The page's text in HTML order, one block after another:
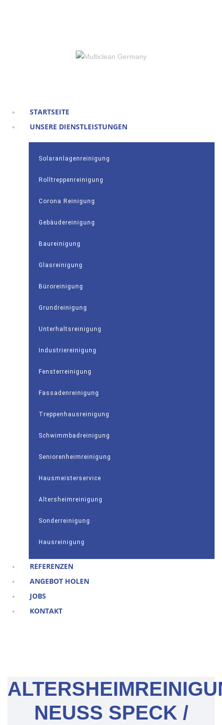
STARTSEITE
UNSERE DIENSTLEISTUNGEN
Solaranlagenreinigung
Rolltreppenreinigung
Corona Reinigung
Gebäudereinigung
Baureinigung
Glasreinigung
Büroreinigung
Grundreinigung
Unterhaltsreinigung
Industriereinigung
Fensterreinigung
Fassadenreinigung
Treppenhausreinigung
Schwimmbadreinigung
Seniorenheimreinigung
Hausmeisterservice
Altersheimreinigung
Sonderreinigung
Hausreinigung
REFERENZEN
ANGEBOT HOLEN
JOBS
KONTAKT
NEUSS SPECK /